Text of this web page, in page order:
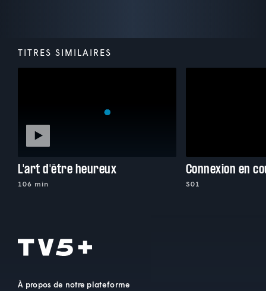
TITRES SIMILAIRES
L'art d'être heureux
106 min
Connexion en
S01
À propos de notre plateforme